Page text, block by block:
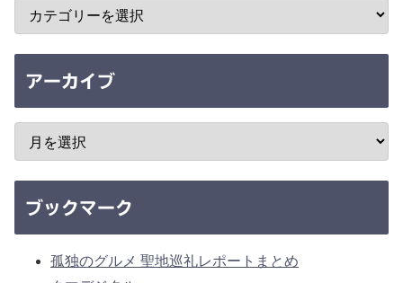
アーカイブ
ブックマーク
孤独のグルメ 聖地巡礼レポートまとめ